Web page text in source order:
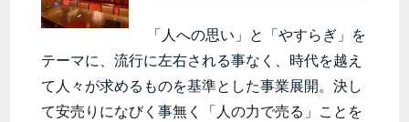
「人への思い」と「やすらぎ」を
テーマに、流行に左右される事なく、時代を越え
て人々が求めるものを基準とした事業展開。決し
て安売りになびく事無く「人の力で売る」ことを